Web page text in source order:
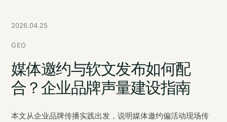
2026.04.25
GEO
媒体邀约与软文发布如何配
合？企业品牌声量建设指南
本文从企业品牌传播实践出发，说明媒体邀约偏活动现场传